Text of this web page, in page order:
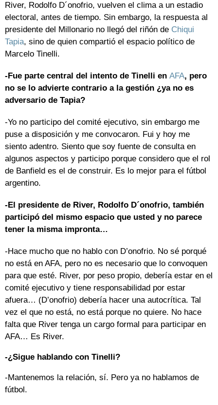
River, Rodolfo D´onofrio, vuelven el clima a un estadio
electoral, antes de tiempo. Sin embargo, la respuesta al
presidente del Millonario no llegó del riñón de Chiqui
Tapia, sino de quien compartió el espacio político de
Marcelo Tinelli.
-Fue parte central del intento de Tinelli en AFA, pero
no se lo advierte contrario a la gestión ¿ya no es
adversario de Tapia?
-Yo no participo del comité ejecutivo, sin embargo me
puse a disposición y me convocaron. Fui y hoy me
siento adentro. Siento que soy fuente de consulta en
algunos aspectos y participo porque considero que el rol
de Banfield es el de construir. Es lo mejor para el fútbol
argentino.
-El presidente de River, Rodolfo D´onofrio, también
participó del mismo espacio que usted y no parece
tener la misma impronta…
-Hace mucho que no hablo con D’onofrio. No sé porqué
no está en AFA, pero no es necesario que lo convoquen
para que esté. River, por peso propio, debería estar en el
comité ejecutivo y tiene responsabilidad por estar
afuera… (D’onofrio) debería hacer una autocrítica. Tal
vez el que no está, no está porque no quiere. No hace
falta que River tenga un cargo formal para participar en
AFA… Es River.
-¿Sigue hablando con Tinelli?
-Mantenemos la relación, sí. Pero ya no hablamos de
fútbol.